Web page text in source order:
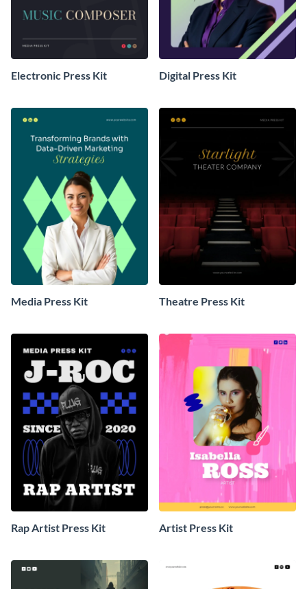
Electronic Press Kit Digital Press Kit
Media Press Kit Theatre Press Kit
Rap Artist Press Kit Artist Press Kit